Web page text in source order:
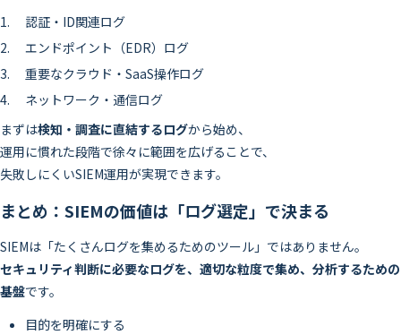
認証・ID関連ログ
エンドポイント（EDR）ログ
重要なクラウド・SaaS操作ログ
ネットワーク・通信ログ
まずは検知・調査に直結するログから始め、
運用に慣れた段階で徐々に範囲を広げることで、
失敗しにくいSIEM運用が実現できます。
まとめ：SIEMの価値は「ログ選定」で決まる
SIEMは「たくさんログを集めるためのツール」ではありません。
セキュリティ判断に必要なログを、適切な粒度で集め、分析するための
基盤です。
目的を明確にする